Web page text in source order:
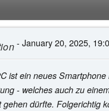
- January 20, 2025,
ist ein neues Smartphone
- welches auch zu
dürfte. Folgerichtig